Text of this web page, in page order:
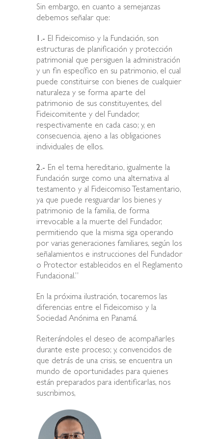
Sin embargo, en cuanto a semejanzas
debemos señalar que:
1.- El Fideicomiso y la Fundación, son
estructuras de planificación y protección
patrimonial que persiguen la administración
y un fin específico en su patrimonio, el cual
puede constituirse con bienes de cualquier
naturaleza y se forma aparte del
patrimonio de sus constituyentes, del
Fideicomitente y del Fundador,
respectivamente en cada caso; y, en
consecuencia, ajeno a las obligaciones
individuales de ellos.
2.- En el tema hereditario, igualmente la
Fundación surge como una alternativa al
testamento y al Fideicomiso Testamentario,
ya que puede resguardar los bienes y
patrimonio de la familia, de forma
irrevocable a la muerte del Fundador,
permitiendo que la misma siga operando
por varias generaciones familiares, según los
señalamientos e instrucciones del Fundador
o Protector establecidos en el Reglamento
Fundacional.”
En la próxima ilustración, tocaremos las
diferencias entre el Fideicomiso y la
Sociedad Anónima en Panamá.
Reiterándoles el deseo de acompañarles
durante este proceso; y, convencidos de
que detrás de una crisis, se encuentra un
mundo de oportunidades para quienes
están preparados para identificarlas, nos
suscribimos,